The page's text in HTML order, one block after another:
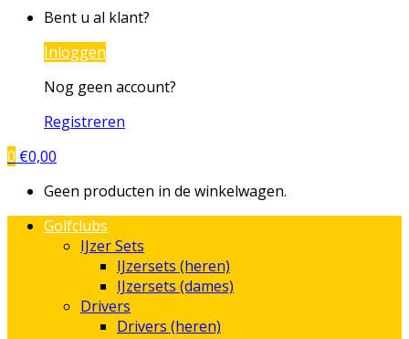
Bent u al klant?
Inloggen
Nog geen account?
Registreren
0 €0,00
Geen producten in de winkelwagen.
Golfclubs
IJzer Sets
IJzersets (heren)
IJzersets (dames)
Drivers
Drivers (heren)